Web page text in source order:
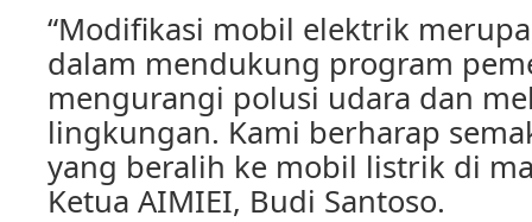
“Modifikasi mobil elektrik
dalam mendukung program
mengurangi polusi udara dan
lingkungan. Kami berharap
yang beralih ke mobil listrik di
Ketua AIMIEI, Budi Santoso.